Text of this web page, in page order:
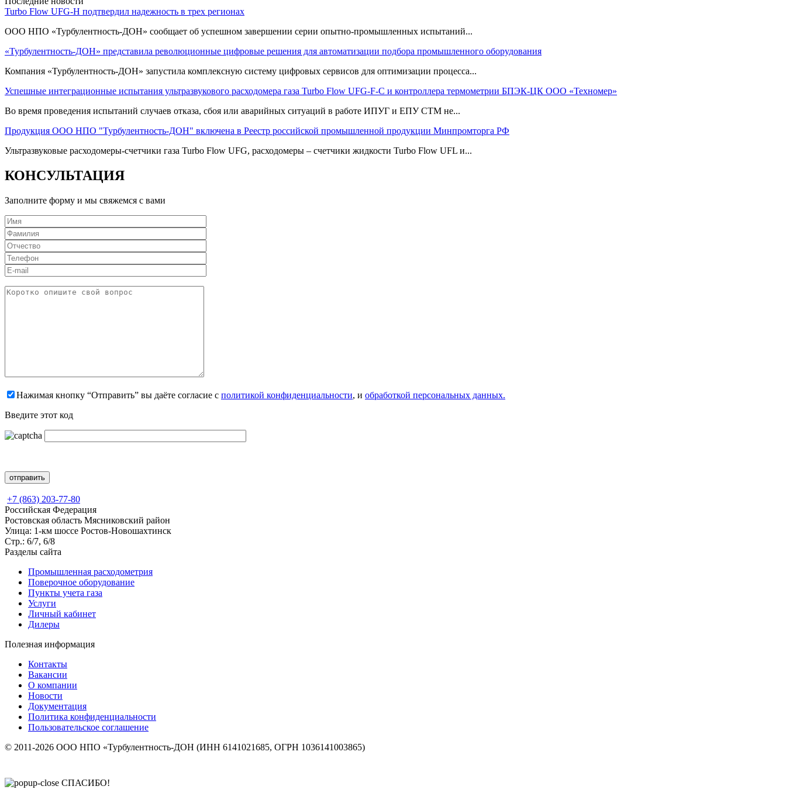
Turbo Flow UFG-H подтвердил надежность в трех регионах
ООО НПО «Турбулентность-ДОН» сообщает об успешном завершении серии опытно-промышленных испытаний...
«Турбулентность-ДОН» представила революционные цифровые решения для автоматизации подбора промышленного оборудования
Компания «Турбулентность-ДОН» запустила комплексную систему цифровых сервисов для оптимизации процесса...
Успешные интеграционные испытания ультразвукового расходомера газа Turbo Flow UFG-F-С и контроллера термометрии БПЭК-ЦК ООО «Техномер»
Во время проведения испытаний случаев отказа, сбоя или аварийных ситуаций в работе ИПУГ и ЕПУ СТМ не...
Продукция ООО НПО "Турбулентность-ДОН" включена в Реестр российской промышленной продукции Минпромторга РФ
Ультразвуковые расходомеры-счетчики газа Turbo Flow UFG, расходомеры – счетчики жидкости Turbo Flow UFL и...
КОНСУЛЬТАЦИЯ
Заполните форму и мы свяжемся с вами
Нажимая кнопку “Отправить” вы даёте согласие с политикой конфиденциальности, и обработкой персональных данных.
Введите этот код
+7 (863) 203-77-80
Российская Федерация
Ростовская область Мясниковский район
Улица: 1-км шоссе Ростов-Новошахтинск
Стр.: 6/7, 6/8
Разделы сайта
Промышленная расходометрия
Поверочное оборудование
Пункты учета газа
Услуги
Личный кабинет
Дилеры
Полезная информация
Контакты
Вакансии
О компании
Новости
Документация
Политика конфиденциальности
Пользовательское соглашение
© 2011-2026 ООО НПО «Турбулентность-ДОН (ИНН 6141021685, ОГРН 1036141003865)
СПАСИБО!